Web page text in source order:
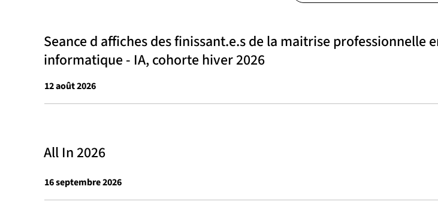
Seance d affiches des finissant.e.s de la maitrise professionnelle
informatique - IA, cohorte hiver 2026
12 août 2026
All In 2026
16 septembre 2026